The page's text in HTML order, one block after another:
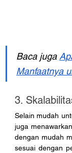
Baca juga
Manfaatnya
3.
Selain mudah
juga
dengan mudah
sesuai dengan